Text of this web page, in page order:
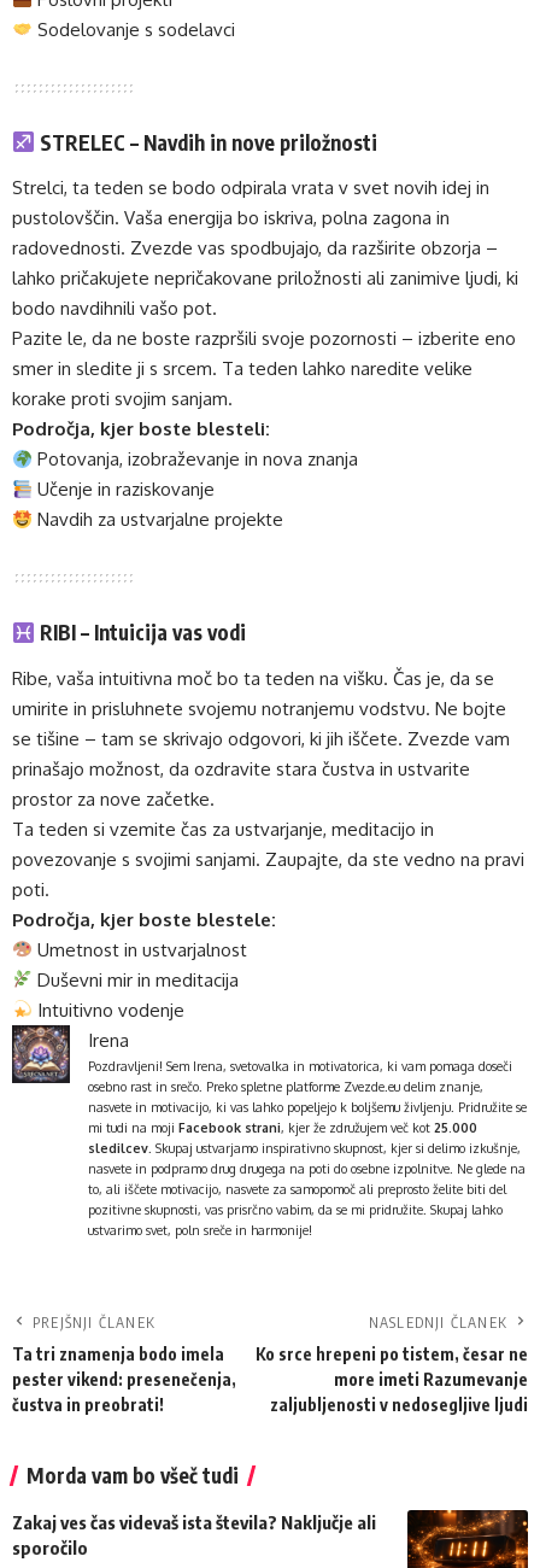
Sodelovanje s sodelavci
STRELEC – Navdih in nove priložnosti
Strelci, ta teden se bodo odpirala vrata v svet novih idej in
pustolovščin. Vaša energija bo iskriva, polna zagona in
radovednosti. Zvezde vas spodbujajo, da razširite obzorja –
lahko pričakujete nepričakovane priložnosti ali zanimive ljudi, ki
bodo navdihnili vašo pot.
Pazite le, da ne boste razpršili svoje pozornosti – izberite eno
smer in sledite ji s srcem. Ta teden lahko naredite velike
korake proti svojim sanjam.
Področja, kjer boste blesteli:
Potovanja, izobraževanje in nova znanja
Učenje in raziskovanje
Navdih za ustvarjalne projekte
RIBI – Intuicija vas vodi
Ribe, vaša intuitivna moč bo ta teden na višku. Čas je, da se
umirite in prisluhnete svojemu notranjemu vodstvu. Ne bojte
se tišine – tam se skrivajo odgovori, ki jih iščete. Zvezde vam
prinašajo možnost, da ozdravite stara čustva in ustvarite
prostor za nove začetke.
Ta teden si vzemite čas za ustvarjanje, meditacijo in
povezovanje s svojimi sanjami. Zaupajte, da ste vedno na pravi
poti.
Področja, kjer boste blestele:
Umetnost in ustvarjalnost
Duševni mir in meditacija
Intuitivno vodenje
Irena
Pozdravljeni! Sem Irena, svetovalka in motivatorica, ki vam pomaga doseči
osebno rast in srečo. Preko spletne platforme Zvezde.eu delim znanje,
nasvete in motivacijo, ki vas lahko popeljejo k boljšemu življenju. Pridružite se
mi tudi na moji Facebook strani , kjer že združujem več kot 25.000
sledilcev . Skupaj ustvarjamo inspirativno skupnost, kjer si delimo izkušnje,
nasvete in podpramo drug drugega na poti do osebne izpolnitve. Ne glede na
to, ali iščete motivacijo, nasvete za samopomoč ali preprosto želite biti del
pozitivne skupnosti, vas prisrčno vabim, da se mi pridružite. Skupaj lahko
ustvarimo svet, poln sreče in harmonije!
PREJŠNJI ČLANEK
Ta tri znamenja bodo imela
pester vikend: presenečenja,
čustva in preobrati!
NASLEDNJI ČLANEK
Ko srce hrepeni po tistem, česar ne
more imeti Razumevanje
zaljubljenosti v nedosegljive ljudi
Morda vam bo všeč tudi
Zakaj ves čas videvaš ista števila? Naključje ali
sporočilo